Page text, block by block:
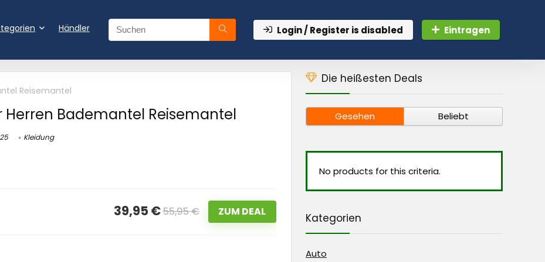
Händler Login / Register is disabled Eintragen
Reisemantel
Herren Bademantel Reisemantel
Kleidung
39,95 €55,95 € ZUM DEAL
Die heißesten Deals
Gesehen Beliebt
No products for this criteria.
Kategorien
Auto